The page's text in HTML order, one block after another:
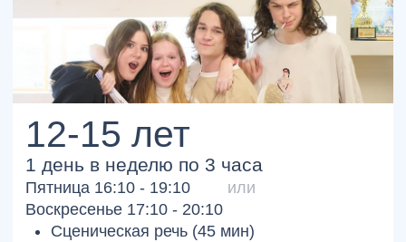
Я даю согласиена обработку персональных данных в
соответствии с
Политикой
в отношении обработки
персональных данных
СКАЧАТЬ ГАЙД БЕСПЛАТНО